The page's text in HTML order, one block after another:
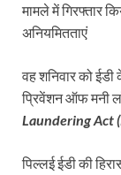
मामले में गिरफ्तार
अनियमितताएं
वह शनिवार को
प्रिवेंशन ऑफ मनी
Laundering Act
पिल्लई ईडी की